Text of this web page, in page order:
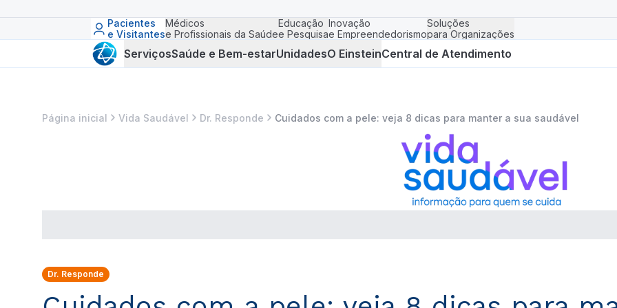
Pacientes
e Visitantes
Médicos
e Profissionais da Saúde
Educação
e Pesquisa
Inovação
e Empreendedorismo
Soluções
para Organizações
ServiçosSaúde e Bem-estarUnidadesO EinsteinCentral de Atendimento
Página inicial Vida Saudável Dr. Responde Cuidados com a pele: veja 8 dicas para manter a sua saudável
Dr. Responde